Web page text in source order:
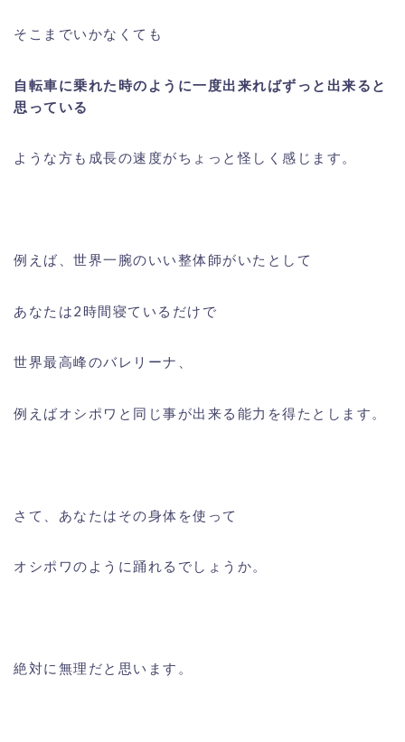
そこまでいかなくても
自転車に乗れた時のように一度出来ればずっと出来ると
思っている
ような方も成長の速度がちょっと怪しく感じます。
例えば、世界一腕のいい整体師がいたとして
あなたは2時間寝ているだけで
世界最高峰のバレリーナ、
例えばオシポワと同じ事が出来る能力を得たとします。
さて、あなたはその身体を使って
オシポワのように踊れるでしょうか。
絶対に無理だと思います。